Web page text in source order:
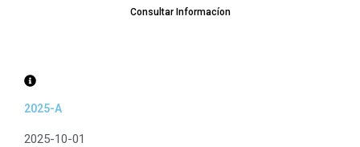
Consultar Informacíon
2025-A
2025-10-01